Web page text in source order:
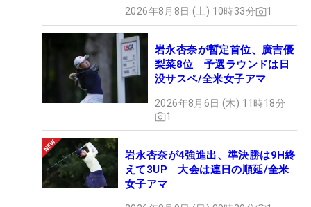
2026年8月8日 (土) 10時33分 1
岩永杏奈が暫定首位、廣吉優
梨菜8位 予選ラウンドは日
没サスペ/全米女子アマ
2026年8月6日 (木) 11時18分
1
岩永杏奈が4強進出、準決勝は9H終
えて3UP 大会は連日の順延/全米
女子アマ